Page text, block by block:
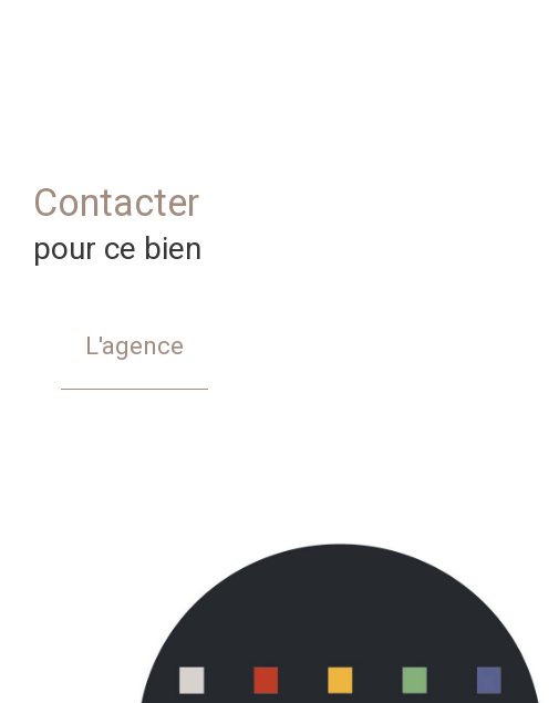
Contacter
pour ce bien
L'agence